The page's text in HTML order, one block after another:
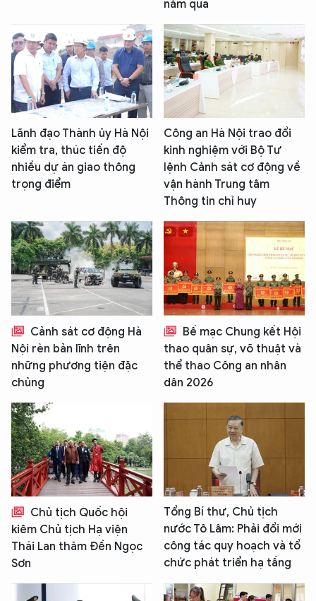
năm qua
Lãnh đạo Thành ủy Hà Nội
kiểm tra, thúc tiến độ
nhiều dự án giao thông
trọng điểm
Công an Hà Nội trao đổi
kinh nghiệm với Bộ Tư
lệnh Cảnh sát cơ động về
vận hành Trung tâm
Thông tin chỉ huy
Cảnh sát cơ động Hà
Nội rèn bản lĩnh trên
những phương tiện đặc
chủng
Bế mạc Chung kết Hội
thao quân sự, võ thuật và
thể thao Công an nhân
dân 2026
Chủ tịch Quốc hội
kiêm Chủ tịch Hạ viện
Thái Lan thăm Đền Ngọc
Sơn
Tổng Bí thư, Chủ tịch
nước Tô Lâm: Phải đổi mới
công tác quy hoạch và tổ
chức phát triển hạ tầng
XIN CHÀO,
TÔI LÀ CHATBOT CỦA
Hãy hỏi tôi bất kỳ điều gì bạn cần biết về
An Ninh Thủ Đô nhé. Tôi sẵn sàng hỗ trợ!